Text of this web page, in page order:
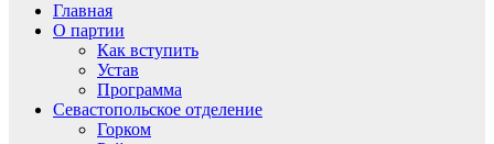
Главная
О партии
Как вступить
Устав
Программа
Севастопольское отделение
Горком